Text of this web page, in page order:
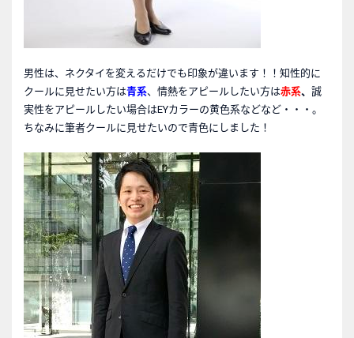
男性は、ネクタイを変えるだけでも印象が違います！！知性的に
クールに見せたい方は青系、情熱をアピールしたい方は赤系、 誠
実性をアピールしたい場合はEYカラーの黄色系などなど・・・。
ちなみに筆者クールに見せたいので青色にしました！